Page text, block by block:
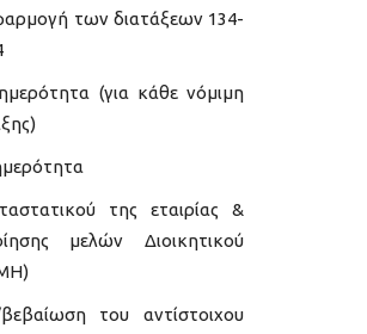
των διατάξεων 134-
(για κάθε νόμιμη
της εταιρίας &
μελών Διοικητικού
βεβαίωση του αντίστοιχου